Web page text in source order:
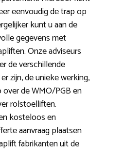
eenvoudig de trap op
kunt u aan de
gegevens met
Onze adviseurs
de verschillende
zijn, de unieke werking,
de WMO/PGB en
rolstoelliften.
kosteloos en
aanvraag plaatsen
fabrikanten uit de